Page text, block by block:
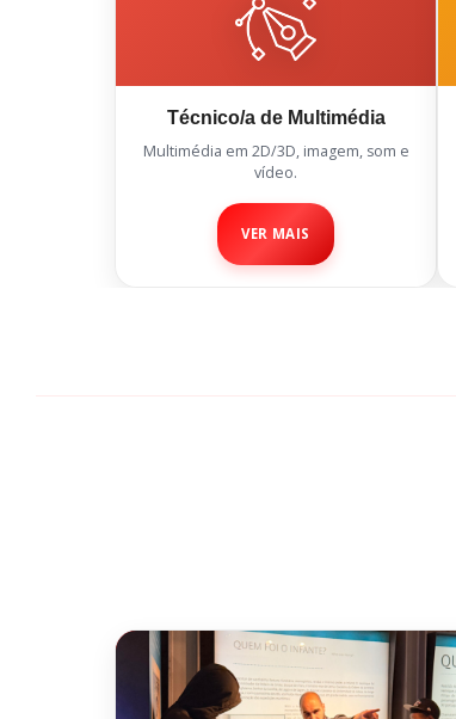
Técnico/a de Multimédia
Multimédia em 2D/3D, imagem, som e
vídeo.
VER MAIS